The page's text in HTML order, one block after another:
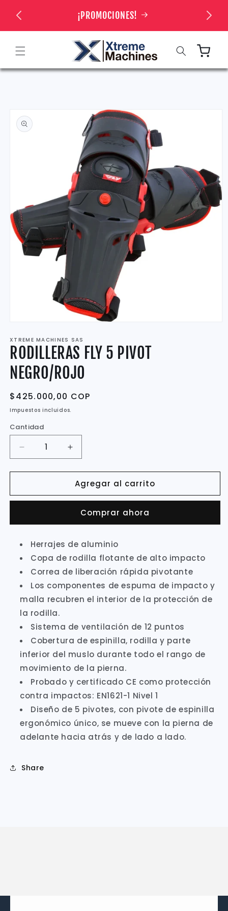
directamente
al contenido
¡PROMOCIONES!
Carrito
información
multimedia
1
en
ventana
modal
XTREME MACHINES SAS
RODILLERAS FLY 5 PIVOT
NEGRO/ROJO
Precio
habitual
$425.000,00 COP
Impuestos incluidos.
Cantidad
Reducir
cantidad
para
RODILLERAS
FLY
NEGRO/ROJO
Aumentar
cantidad
para
RODILLERAS
FLY
PIVOT
NEGRO/ROJO
Agregar al carrito
Comprar ahora
Herrajes de aluminio
Copa de rodilla flotante de alto impacto
Correa de liberación rápida pivotante
Los componentes de espuma de impacto y
malla recubren el interior de la protección de
la rodilla.
Sistema de ventilación de 12 puntos
Cobertura de espinilla, rodilla y parte
inferior del muslo durante todo el rango de
movimiento de la pierna.
Probado y certificado CE como protección
contra impactos: EN1621-1 Nivel 1
Diseño de 5 pivotes, con pivote de espinilla
ergonómico único, se mueve con la pierna de
adelante hacia atrás y de lado a lado.
Share